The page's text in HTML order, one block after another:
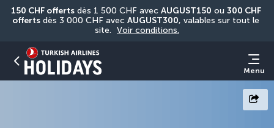
150 CHF offerts dès 1 500 CHF avec AUGUST150 ou 300 CHF
offerts dès 3 000 CHF avec AUGUST300, valables sur tout le
site. Voir conditions.
Menu